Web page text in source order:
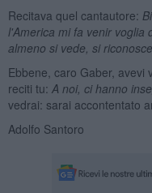
Recitava quel cantautore:
l'America mi fa venir voglia
almeno si vede, si riconosce.
Ebbene, caro Gaber,
reciti tu: A noi, ci hanno
vedrai: sarai accontentato
Adolfo Santoro